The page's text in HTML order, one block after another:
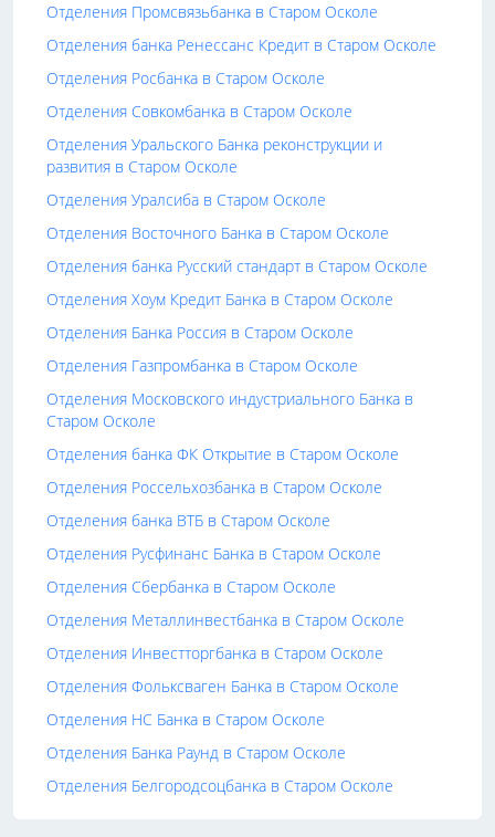
Отделения Промсвязьбанка в Старом Осколе
Отделения банка Ренессанс Кредит в Старом Осколе
Отделения Росбанка в Старом Осколе
Отделения Совкомбанка в Старом Осколе
Отделения Уральского Банка реконструкции и
развития в Старом Осколе
Отделения Уралсиба в Старом Осколе
Отделения Восточного Банка в Старом Осколе
Отделения банка Русский стандарт в Старом Осколе
Отделения Хоум Кредит Банка в Старом Осколе
Отделения Банка Россия в Старом Осколе
Отделения Газпромбанка в Старом Осколе
Отделения Московского индустриального Банка в
Старом Осколе
Отделения банка ФК Открытие в Старом Осколе
Отделения Россельхозбанка в Старом Осколе
Отделения банка ВТБ в Старом Осколе
Отделения Русфинанс Банка в Старом Осколе
Отделения Сбербанка в Старом Осколе
Отделения Металлинвестбанка в Старом Осколе
Отделения Инвестторгбанка в Старом Осколе
Отделения Фольксваген Банка в Старом Осколе
Отделения НС Банка в Старом Осколе
Отделения Банка Раунд в Старом Осколе
Отделения Белгородсоцбанка в Старом Осколе